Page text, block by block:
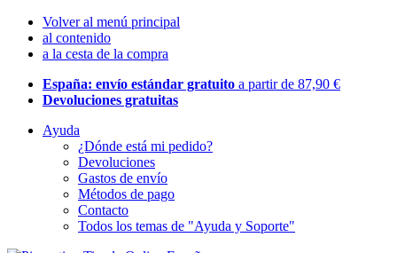
Volver al menú principal
al contenido
a la cesta de la compra
España: envío estándar gratuito a partir de 87,90 €
Devoluciones gratuitas
Ayuda
¿Dónde está mi pedido?
Devoluciones
Gastos de envío
Métodos de pago
Contacto
Todos los temas de "Ayuda y Soporte"